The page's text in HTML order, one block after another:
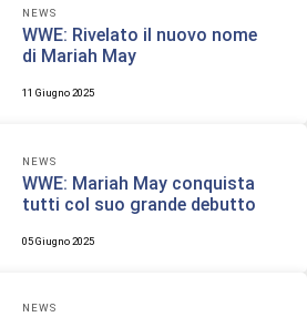
NEWS
WWE: Rivelato il nuovo nome
di Mariah May
11 Giugno 2025
NEWS
WWE: Mariah May conquista
tutti col suo grande debutto
05 Giugno 2025
NEWS